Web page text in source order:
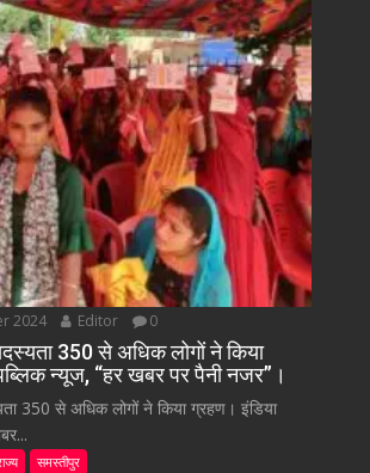
2024 Editor 0
350 से अधिक लोगों ने किया
न्यूज, “हर खबर पर पैनी नजर”।
350 से अधिक लोगों ने किया ग्रहण। इंडिया
समस्तीपुर